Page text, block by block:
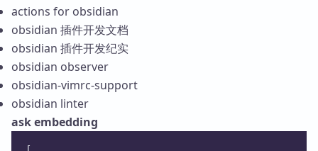
actions for obsidian
obsidian 插件开发文档
obsidian 插件开发纪实
obsidian observer
obsidian-vimrc-support
obsidian linter
ask embedding